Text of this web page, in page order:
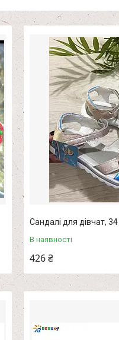
Сандалі для дівчат,
В наявності
426 ₴